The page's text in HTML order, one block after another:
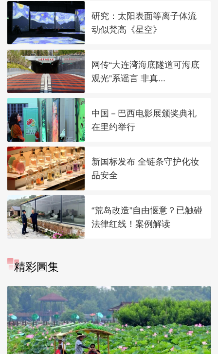
研究：太阳表面等离子体流
动似梵高《星空》
网传“大连湾海底隧道可海底
观光”系谣言 非真...
中国－巴西电影展颁奖典礼
在里约举行
新国标发布 全链条守护化妆
品安全
“荒岛改造”自由惬意？已触碰
法律红线！案例解读
精彩圖集